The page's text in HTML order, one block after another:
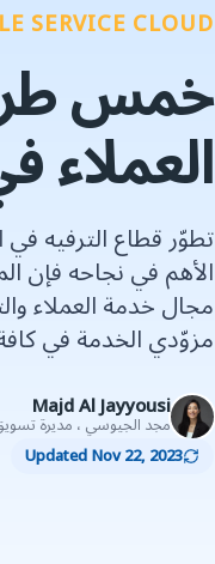
SERVICE CLOUD
خمس
العملاء
تطوّر قطاع الترفيه في
الأهم في نجاحه فإن
مجال خدمة العملاء
مزوّدي الخدمة في
Majd Al Jayyousi
مجد الجيوسي ، مديرة
Updated Nov 22, 2023